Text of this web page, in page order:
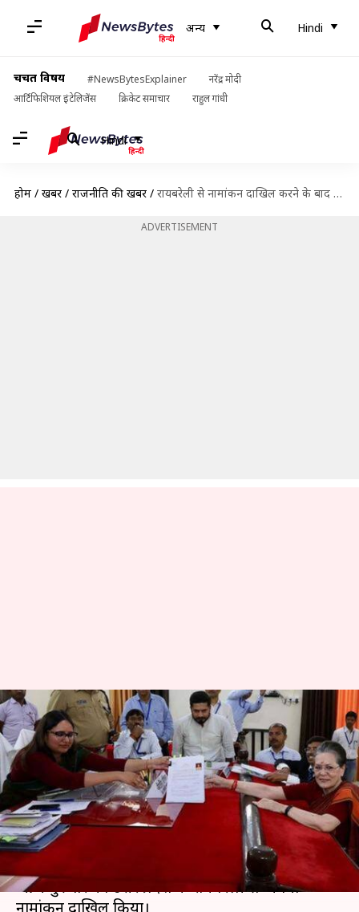
अन्य Hindi
चर्चित विषय #NewsBytesExplainer
नरेंद्र मोदी
आर्टिफिशियल इंटेलिजेंस
क्रिकेट समाचार राहुल गांधी
Hindi
होम / खबरें / राजनीति की खबरें / रायबरेली से नामांकन दाखिल करने के बाद सोनिया गांधी का हमला, कहा- अजेय नहीं हैं मोदी
ADVERTISEMENT
रायबरेली से नामांकन दाखिल करने
के बाद सोनिया गांधी का हमला,
कहा- अजेय नहीं हैं मोदी
लेखन मुकुल तोमर Apr 11, 2019 05:02 pm
क्या है खबर?
UPA अध्यक्ष और कांग्रेस की वरिष्ठ नेता सोनिया गांधी ने
आज गुरुवार को उत्तर प्रदेश के रायबरेली से अपना
नामांकन दाखिल किया।